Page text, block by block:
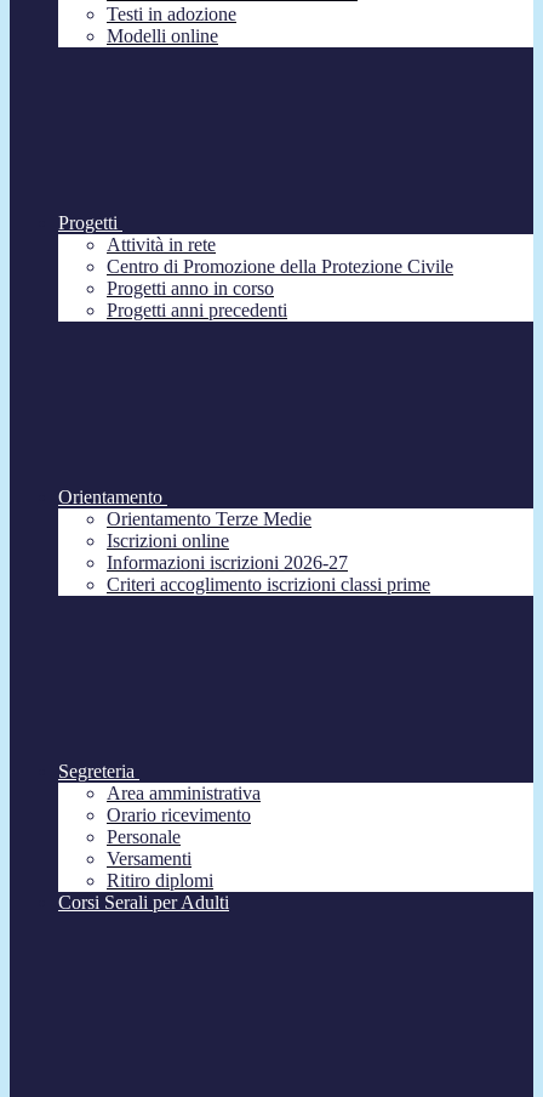
Testi in adozione
Modelli online
Progetti
Attività in rete
Centro di Promozione della Protezione Civile
Progetti anno in corso
Progetti anni precedenti
Orientamento
Orientamento Terze Medie
Iscrizioni online
Informazioni iscrizioni 2026-27
Criteri accoglimento iscrizioni classi prime
Segreteria
Area amministrativa
Orario ricevimento
Personale
Versamenti
Ritiro diplomi
Corsi Serali per Adulti